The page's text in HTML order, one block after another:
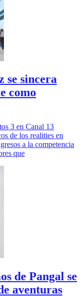
se sincera
como
3 en Canal 13
de los realities en
a la competencia
que
de Pangal se
aventuras